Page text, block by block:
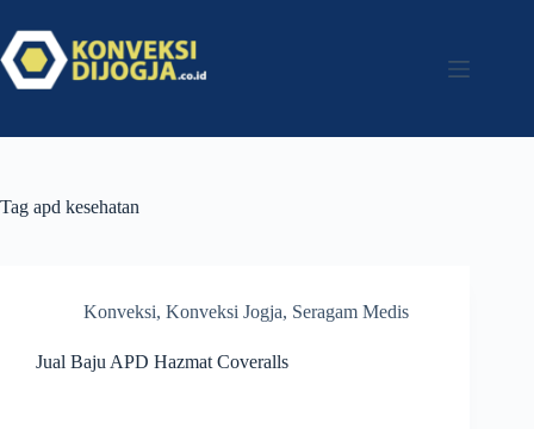
Tag apd kesehatan
Konveksi, Konveksi Jogja, Seragam Medis
Jual Baju APD Hazmat Coveralls